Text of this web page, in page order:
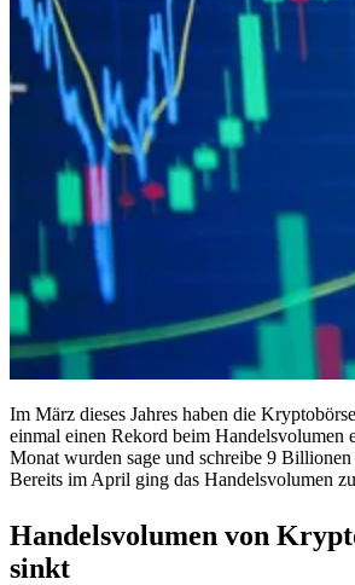
Im März dieses Jahres haben die
einmal einen Rekord beim Handelsvolumen
Monat wurden sage und schreibe 9
Bereits im April ging das Handelsvolumen
Handelsvolumen von
sinkt